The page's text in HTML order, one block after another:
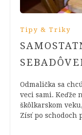
Tipy & Triky
Odmalička sa
veci sami. Keďže
škôlkarskom
Zísť po schodoch